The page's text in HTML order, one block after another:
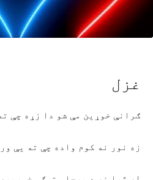
غزل
ګرانې خوړين مې شو دا زړه چې
زه نور نه کوم واده چې ته يې